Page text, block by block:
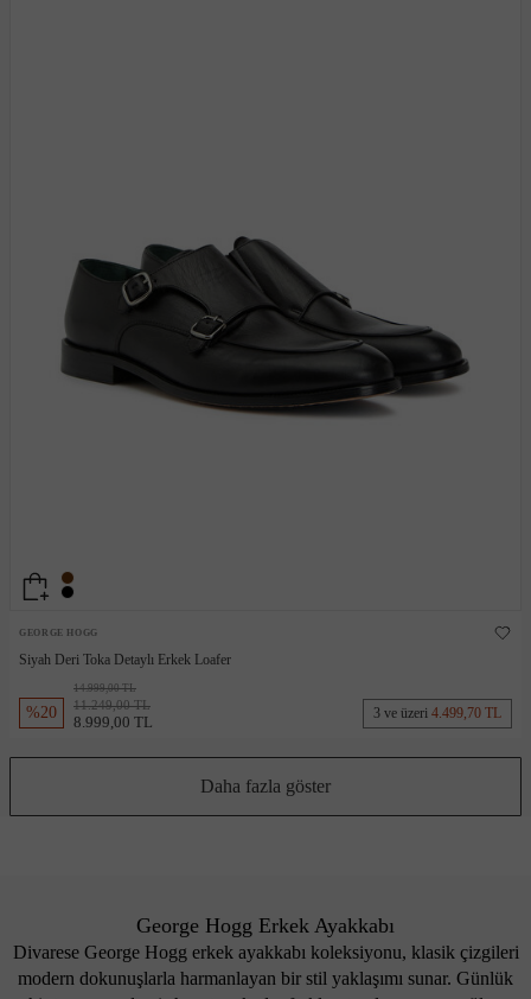
GEORGE HOGG
Siyah Deri Toka Detaylı Erkek Loafer
%20
14.999,00 TL
11.249,00 TL
8.999,00 TL 3 ve üzeri 4.499,70 TL
Daha fazla göster
George Hogg Erkek Ayakkabı
Divarese George Hogg erkek ayakkabı koleksiyonu, klasik çizgileri
modern dokunuşlarla harmanlayan bir stil yaklaşımı sunar. Günlük